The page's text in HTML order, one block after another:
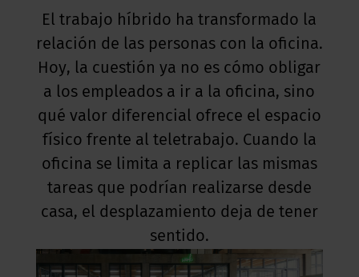
inspiración?
prácticos de Workcafé & Co.
officeEl trabajo híbrido ha transformado la
relación de las personas con la oficina.
Hoy, la cuestión ya no es cómo obligar
a los empleados a ir a la oficina, sino
qué valor diferencial ofrece el espacio
físico frente al teletrabajo. Cuando la
oficina se limita a replicar las mismas
tareas que podrían realizarse desde
casa, el desplazamiento deja de tener
sentido.